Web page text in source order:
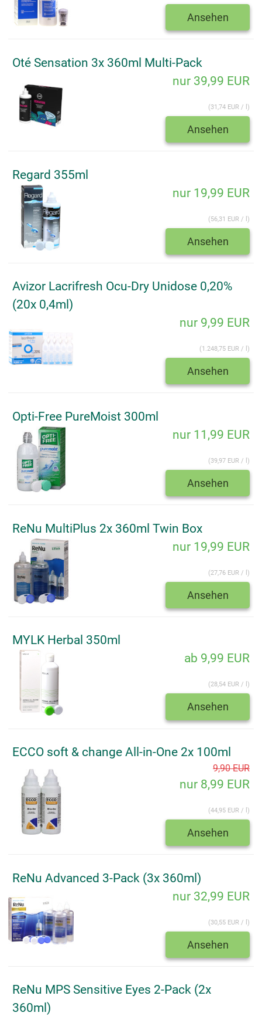
Ansehen
Oté Sensation 3x 360ml Multi-Pack
nur 39,99 EUR
(31,74 EUR / l)
Ansehen
Regard 355ml
nur 19,99 EUR
(56,31 EUR / l)
Ansehen
Avizor Lacrifresh Ocu-Dry Unidose 0,20%
(20x 0,4ml)
nur 9,99 EUR
(1.248,75 EUR / l)
Ansehen
Opti-Free PureMoist 300ml
nur 11,99 EUR
(39,97 EUR / l)
Ansehen
ReNu MultiPlus 2x 360ml Twin Box
nur 19,99 EUR
(27,76 EUR / l)
Ansehen
MYLK Herbal 350ml
ab 9,99 EUR
(28,54 EUR / l)
Ansehen
ECCO soft & change All-in-One 2x 100ml
9,90 EUR
nur 8,99 EUR
(44,95 EUR / l)
Ansehen
ReNu Advanced 3-Pack (3x 360ml)
nur 32,99 EUR
(30,55 EUR / l)
Ansehen
ReNu MPS Sensitive Eyes 2-Pack (2x
360ml)